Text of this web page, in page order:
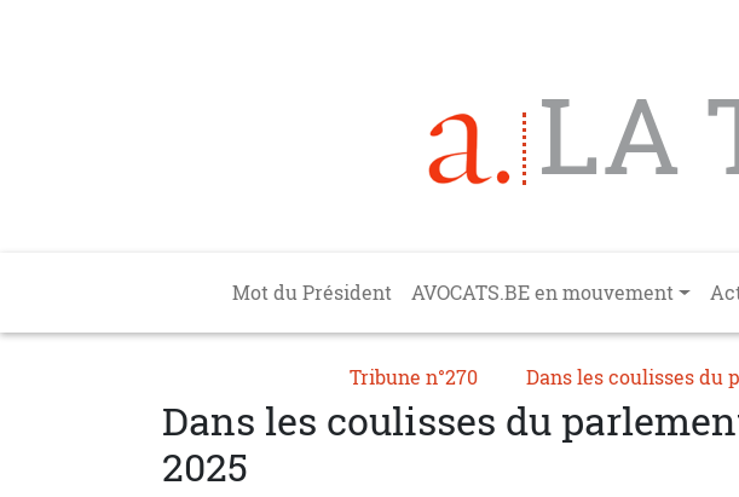
LA
Main navigation
Mot du Président AVOCATS.BE en mouvement
Tribune n°270 Dans les coulisses du
Dans les coulisses du
2025